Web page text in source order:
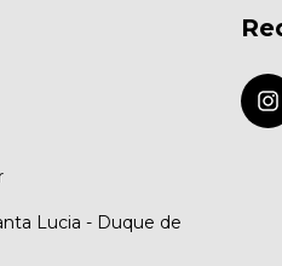
Lucia - Duque de